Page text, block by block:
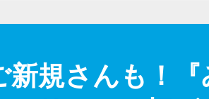
規さんも！